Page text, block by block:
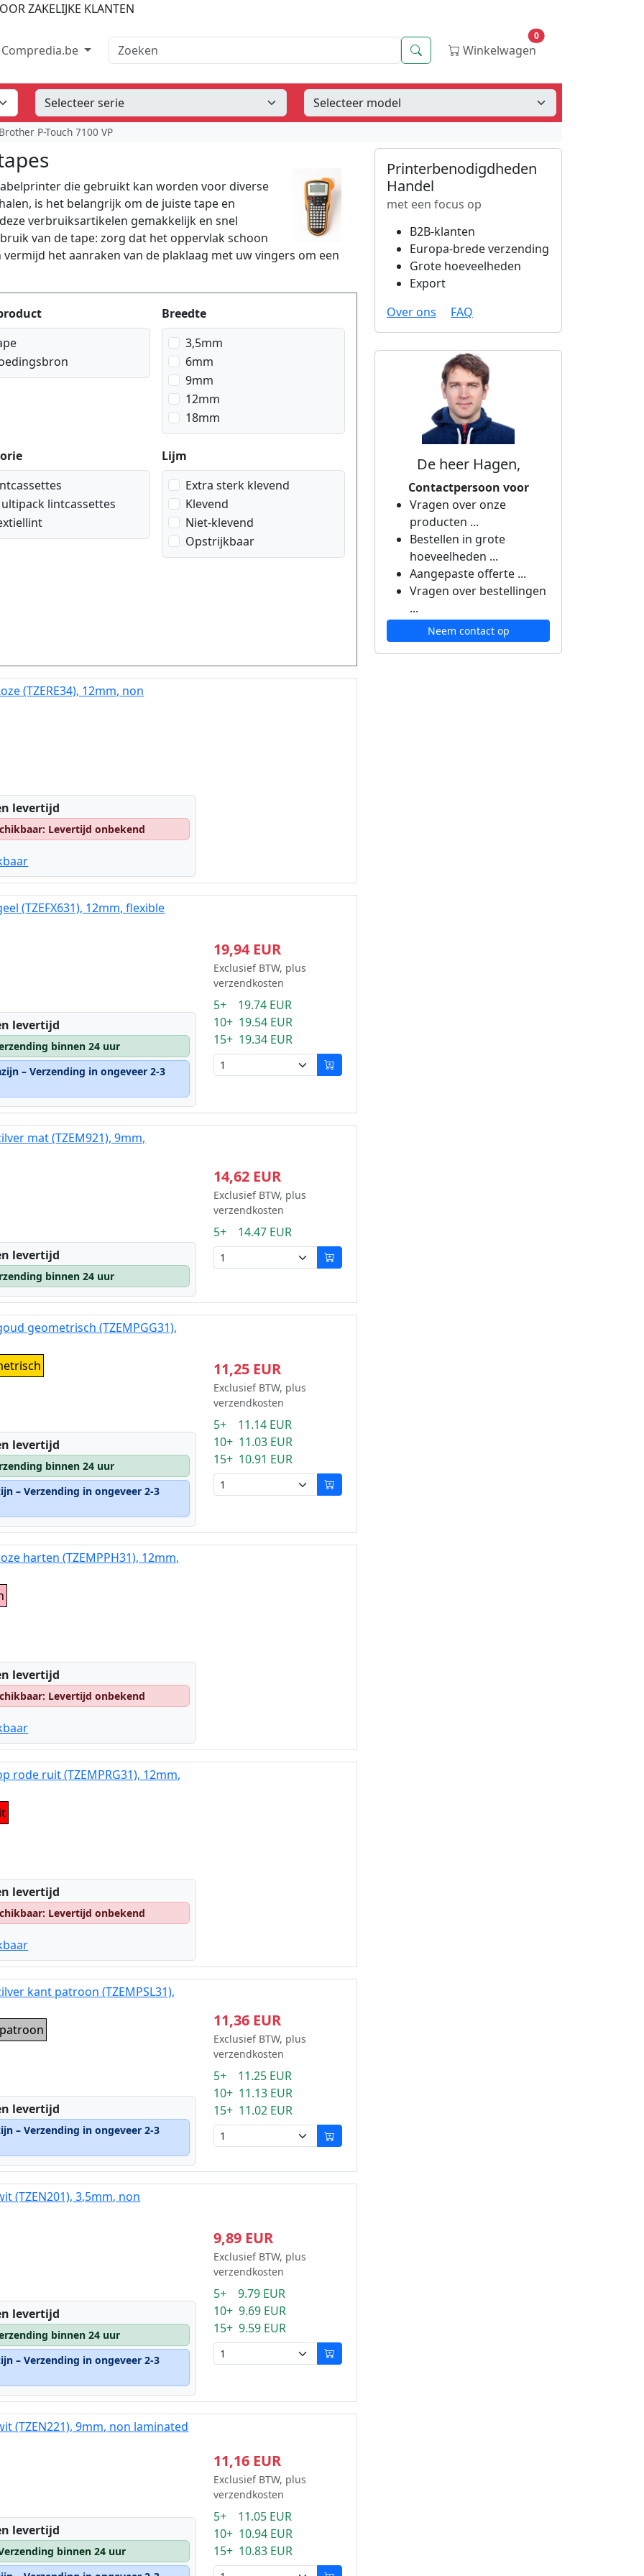
ZAKELIJKE KLANTEN
Compredia.be Zoeken Zoeken Winkelwagen
0
Brother P-Touch 7100 VP
die gebruikt kan worden voor diverse
is het belangrijk om de juiste tape en
verbruiksartikelen gemakkelijk en snel
van de tape: zorg dat het oppervlak schoon
het aanraken van de plaklaag met uw vingers om een
Breedte
3,5mm
6mm
9mm
12mm
18mm
lintcassettes
Lijm
Extra sterk klevend
Klevend
Niet-klevend
Opstrijkbaar
(TZERE34), 12mm, non
levertijd
Levertijd onbekend
(TZEFX631), 12mm, flexible
levertijd
binnen 24 uur
– Verzending in ongeveer 2-3
19,94 EUR
Exclusief BTW, plus
verzendkosten
5+ 19.74 EUR
10+ 19.54 EUR
15+ 19.34 EUR
mat (TZEM921), 9mm,
levertijd
binnen 24 uur
14,62 EUR
Exclusief BTW, plus
verzendkosten
5+ 14.47 EUR
geometrisch (TZEMPGG31),
levertijd
binnen 24 uur
– Verzending in ongeveer 2-3
11,25 EUR
Exclusief BTW, plus
verzendkosten
5+ 11.14 EUR
10+ 11.03 EUR
15+ 10.91 EUR
harten (TZEMPPH31), 12mm,
levertijd
Levertijd onbekend
rode ruit (TZEMPRG31), 12mm,
levertijd
Levertijd onbekend
kant patroon (TZEMPSL31),
levertijd
– Verzending in ongeveer 2-3
11,36 EUR
Exclusief BTW, plus
verzendkosten
5+ 11.25 EUR
10+ 11.13 EUR
15+ 11.02 EUR
(TZEN201), 3,5mm, non
levertijd
binnen 24 uur
– Verzending in ongeveer 2-3
9,89 EUR
Exclusief BTW, plus
verzendkosten
5+ 9.79 EUR
10+ 9.69 EUR
15+ 9.59 EUR
(TZEN221), 9mm, non laminated
levertijd
binnen 24 uur
11,16 EUR
Exclusief BTW, plus
verzendkosten
5+ 11.05 EUR
10+ 10.94 EUR
15+ 10.83 EUR
Printerbenodigdheden
Handel
met een focus op
B2B-klanten
Europa-brede verzending
Grote hoeveelheden
Export
Over ons
FAQ
De heer Hagen,
Contactpersoon voor
Vragen over onze
producten ...
Bestellen in grote
hoeveelheden ...
Aangepaste offerte ...
Vragen over bestellingen
...
Neem contact op